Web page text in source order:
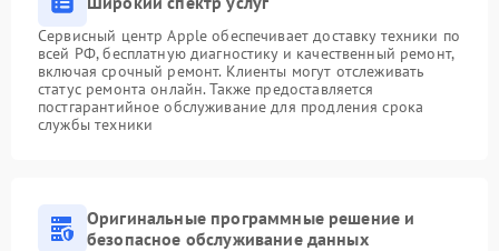
Сервисный центр Apple обеспечивает доставку техники по
всей РФ, бесплатную диагностику и качественный ремонт,
включая срочный ремонт. Клиенты могут отслеживать
статус ремонта онлайн. Также предоставляется
постгарантийное обслуживание для продления срока
службы техники
Оригинальные программные решение и
безопасное обслуживание данных